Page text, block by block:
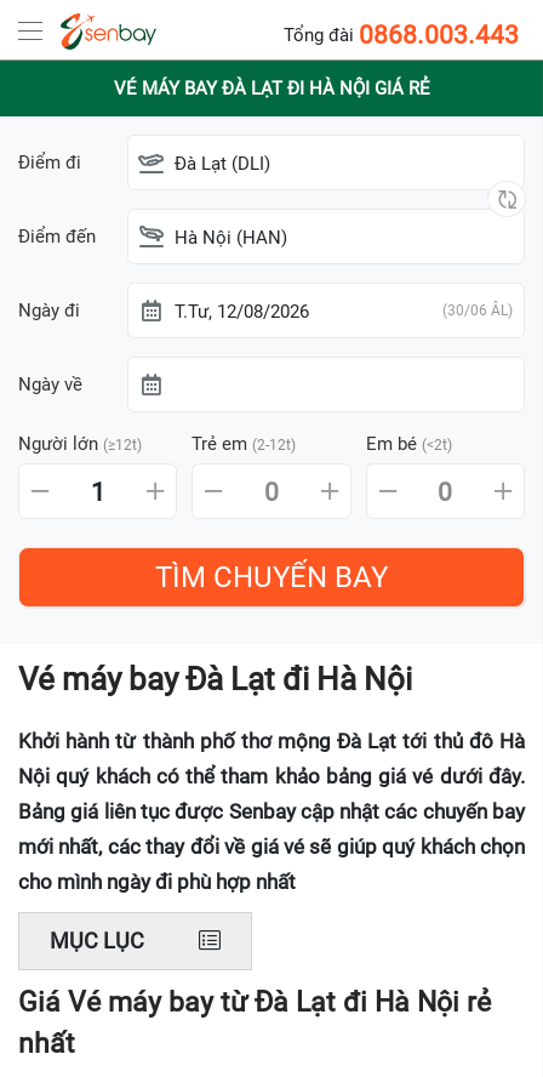
Tổng đài 0868.003.443
VÉ MÁY BAY ĐÀ LẠT ĐI HÀ NỘI GIÁ RẺ
Điểm đi Đà Lạt (DLI)
Điểm đến Hà Nội (HAN)
Ngày đi T.Tư, 12/08/2026 (30/06 ÂL)
Ngày về
Người lớn (≥12t) Trẻ em (2-12t) Em bé (<2t)
1 0 0
Vé máy bay Đà Lạt đi Hà Nội
Khởi hành từ thành phố thơ mộng Đà Lạt tới thủ đô Hà
Nội quý khách có thể tham khảo bảng giá vé dưới đây.
Bảng giá liên tục được Senbay cập nhật các chuyến bay
mới nhất, các thay đổi về giá vé sẽ giúp quý khách chọn
cho mình ngày đi phù hợp nhất
MỤC LỤC
Giá Vé máy bay từ Đà Lạt đi Hà Nội rẻ
nhất